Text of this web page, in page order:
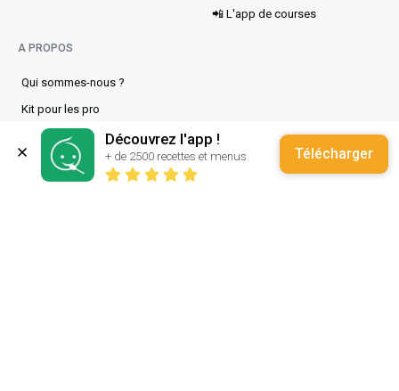
📲 L'app de courses
A PROPOS
Qui sommes-nous ?
Kit pour les pro
Presse
Nous contacter
Découvrez l'app !
+ de 2500 recettes et menus Télécharger